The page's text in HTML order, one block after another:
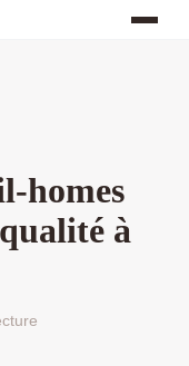
homes
à